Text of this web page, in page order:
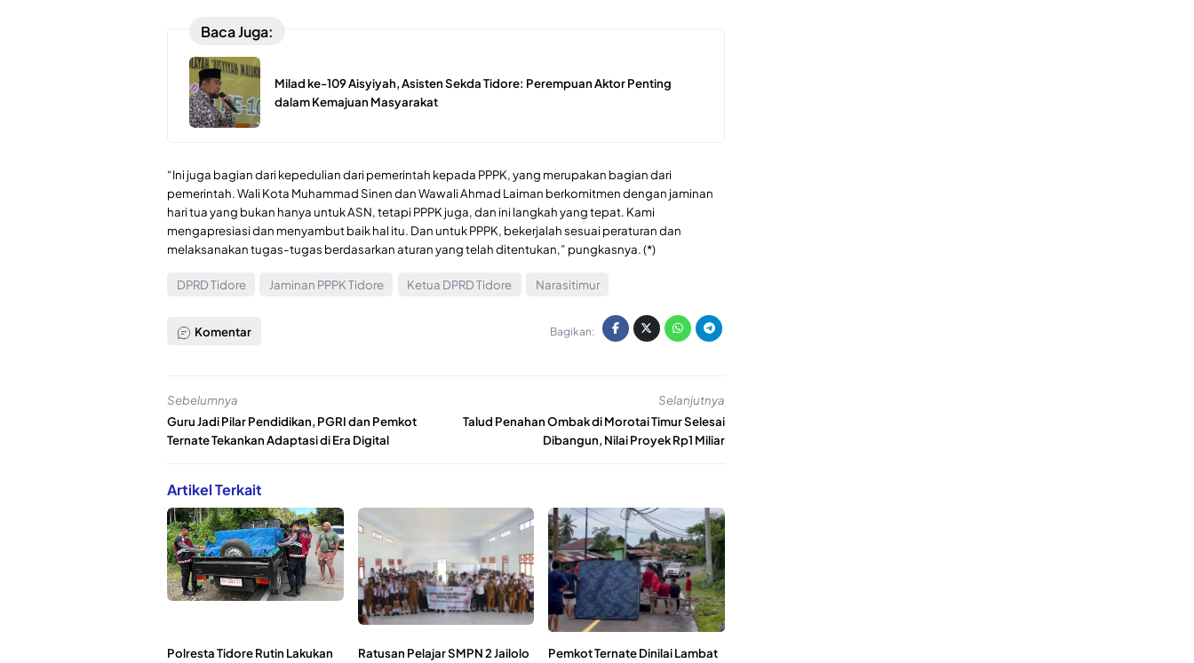
Baca Juga:
Milad ke-109 Aisyiyah, Asisten Sekda Tidore: Perempuan Aktor Penting
dalam Kemajuan Masyarakat
“Ini juga bagian dari kepedulian dari pemerintah kepada PPPK, yang merupakan bagian dari
pemerintah. Wali Kota Muhammad Sinen dan Wawali Ahmad Laiman berkomitmen dengan jaminan
hari tua yang bukan hanya untuk ASN, tetapi PPPK juga, dan ini langkah yang tepat. Kami
mengapresiasi dan menyambut baik hal itu. Dan untuk PPPK, bekerjalah sesuai peraturan dan
melaksanakan tugas-tugas berdasarkan aturan yang telah ditentukan,” pungkasnya. (*)
DPRD Tidore Jaminan PPPK Tidore Ketua DPRD Tidore Narasitimur
Komentar Bagikan:
Sebelumnya
Guru Jadi Pilar Pendidikan, PGRI dan Pemkot
Ternate Tekankan Adaptasi di Era Digital
Selanjutnya
Talud Penahan Ombak di Morotai Timur Selesai
Dibangun, Nilai Proyek Rp1 Miliar
Artikel Terkait
Polresta Tidore Rutin Lakukan
Ratusan Pelajar SMPN 2 Jailolo
Pemkot Ternate Dinilai Lambat